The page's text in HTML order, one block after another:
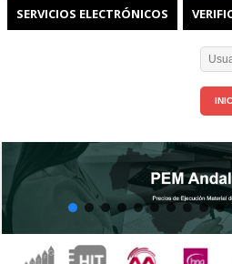
SERVICIOS ELECTRÓNICOS